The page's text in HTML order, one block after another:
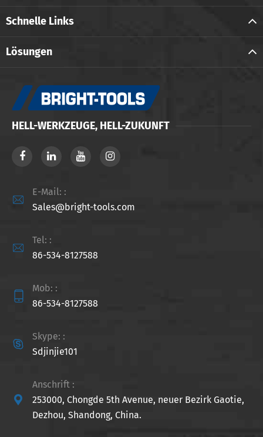
Schnelle Links
Lösungen
HELL-WERKZEUGE, HELL-ZUKUNFT

E-Mail: :
Sales@bright-tools.com

Tel: :
86-534-8127588

Mob: :
86-534-8127588

Skype: :
Sdjinjie101

Anschrift :
253000, Chongde 5th Avenue, neuer Bezirk Gaotie,
Dezhou, Shandong, China.